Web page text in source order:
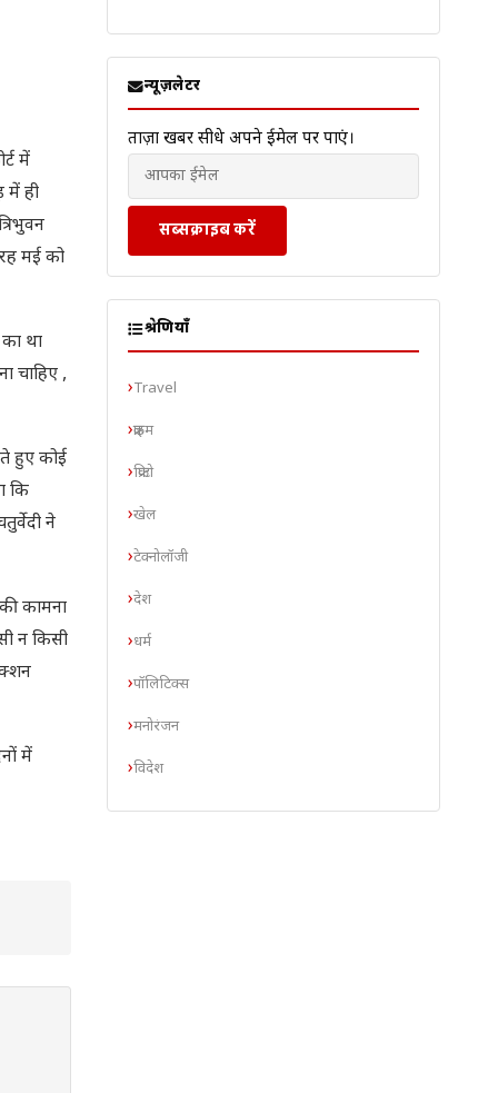
में
में ही
मई को
था
चाहिए ,
हुए कोई
कि
ने
कामना
न किसी
में
न्यूज़लेटर
ताज़ा खबरें सीधे अपने ईमेल पर पाएं।
सब्सक्राइब करें
श्रेणियाँ
Travel
क्राइम
क्रिप्टो
खेल
टेक्नोलॉजी
देश
धर्म
पॉलिटिक्स
मनोरंजन
विदेश